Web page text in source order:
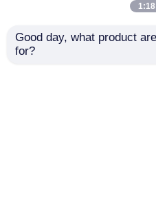
1:18
Good day, what product
for?